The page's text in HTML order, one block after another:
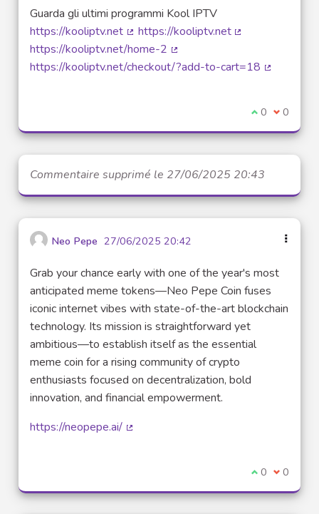
Guarda gli ultimi programmi Kool IPTV
https://kooliptv.net
(Lien externe)
https://kooliptv.net
https://kooliptv.net/home-2
(Lien externe)
https://kooliptv.net/checkout/?add-to-cart=18
Je suis
0 Je ne
0
Commentaire supprimé le 27/06/2025 20:43
Neo Pepe 27/06/2025 20:42
Grab your chance early with one of the year's most
anticipated meme tokens—Neo Pepe Coin fuses
iconic internet vibes with state-of-the-art blockchain
technology. Its mission is straightforward yet
ambitious—to establish itself as the essential
meme coin for a rising community of crypto
enthusiasts focused on decentralization, bold
innovation, and financial empowerment.
https://neopepe.ai/
Je suis
0 Je ne
0